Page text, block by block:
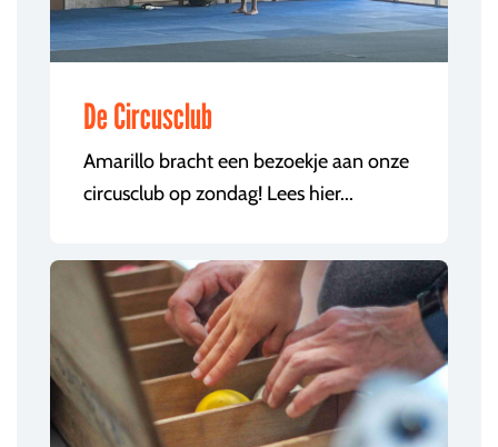
De Circusclub
Amarillo bracht een bezoekje aan onze
circusclub op zondag! Lees hier...